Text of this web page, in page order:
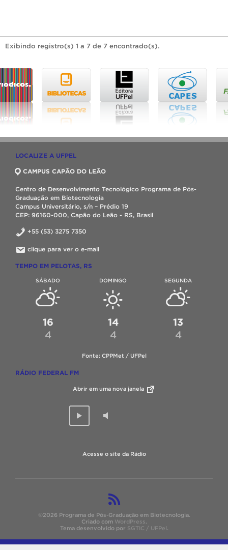
Exibindo registro(s) 1 a 7 de 7 encontrado(s).
LOCALIZE A UFPEL
CAMPUS CAPÃO DO LEÃO
Centro de Desenvolvimento Tecnológico Programa de Pós-
Graduação em Biotecnologia
Campus Universitário, s/n – Prédio 19
CEP: 96160-000, Capão do Leão - RS, Brasil
+55 (53) 3275 7350
clique para ver o e-mail
TEMPO EM PELOTAS, RS
SÁBADO
16
4
DOMINGO
14
4
SEGUNDA
13
4
Fonte: CPPMet / UFPel
RÁDIO FEDERAL FM
Abrir em uma nova janela
Acesse o site da Rádio
©2026 Programa de Pós-Graduação em Biotecnologia.
Criado com WordPress.
Tema desenvolvido por SGTIC / UFPel .